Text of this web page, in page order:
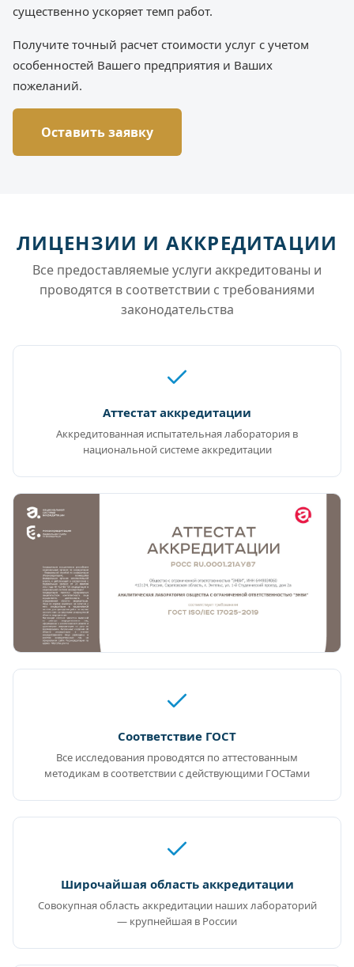
существенно ускоряет темп работ.
Получите точный расчет стоимости услуг с учетом
особенностей Вашего предприятия и Ваших
пожеланий.
Оставить заявку
ЛИЦЕНЗИИ И АККРЕДИТАЦИИ
Все предоставляемые услуги аккредитованы и
проводятся в соответствии с требованиями
законодательства
Аттестат аккредитации
Аккредитованная испытательная лаборатория в
национальной системе аккредитации
Соответствие ГОСТ
Все исследования проводятся по аттестованным
методикам в соответствии с действующими ГОСТами
Широчайшая область аккредитации
Совокупная область аккредитации наших лабораторий
— крупнейшая в России